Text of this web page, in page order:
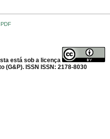
está sob a licença
(G&P). ISSN ISSN: 2178-8030